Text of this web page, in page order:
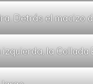
Detrás el macizo
la Collada